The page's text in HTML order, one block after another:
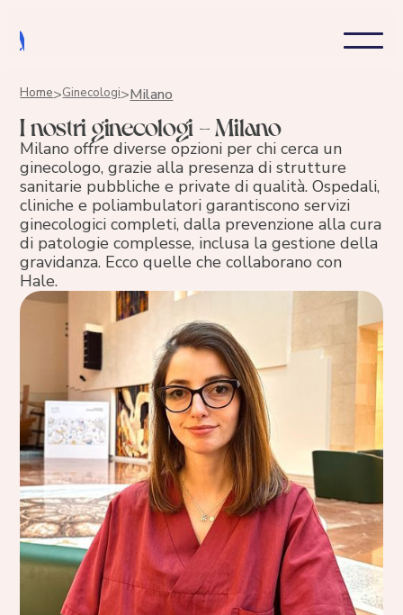
Home>Ginecologi>Milano
I nostri ginecologi - Milano
Milano offre diverse opzioni per chi cerca un
ginecologo, grazie alla presenza di strutture
sanitarie pubbliche e private di qualità. Ospedali,
cliniche e poliambulatori garantiscono servizi
ginecologici completi, dalla prevenzione alla cura
di patologie complesse, inclusa la gestione della
gravidanza. Ecco quelle che collaborano con
Hale.